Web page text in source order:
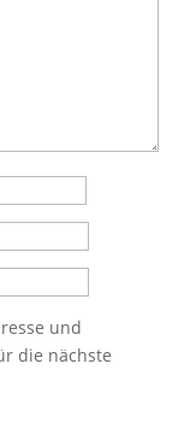
und
die nächste